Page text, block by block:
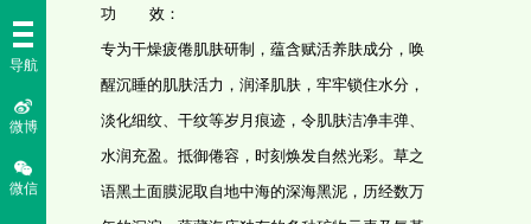
导航
微博
微信
功 效：
专为干燥疲倦肌肤研制，蕴含赋活养肤成分，唤
醒沉睡的肌肤活力，润泽肌肤，牢牢锁住水分，
淡化细纹、干纹等岁月痕迹，令肌肤洁净丰弹、
水润充盈。抵御倦容，时刻焕发自然光彩。草之
语黑土面膜泥取自地中海的深海黑泥，历经数万